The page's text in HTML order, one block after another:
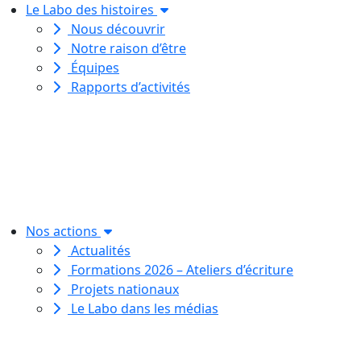
Le Labo des histoires
Nous découvrir
Notre raison d’être
Équipes
Rapports d’activités
Nos actions
Actualités
Formations 2026 – Ateliers d’écriture
Projets nationaux
Le Labo dans les médias